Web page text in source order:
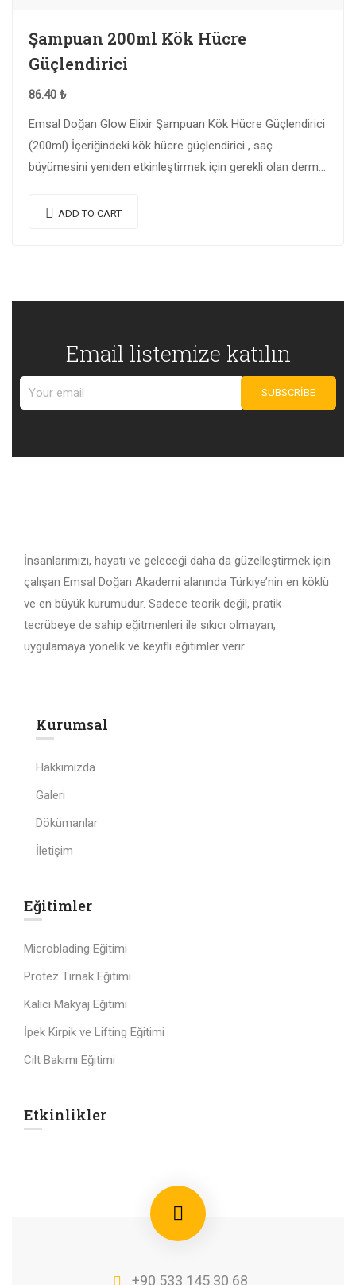
Şampuan 200ml Kök Hücre
Güçlendirici
86.40 ₺
Emsal Doğan Glow Elixir Şampuan Kök Hücre Güçlendirici
(200ml) İçeriğindeki kök hücre güçlendirici , saç
büyümesini yeniden etkinleştirmek için gerekli olan dermal
büyümesinin…
ADD TO CART
Email listemize katılın
İnsanlarımızı, hayatı ve geleceği daha da güzelleştirmek için
çalışan Emsal Doğan Akademi alanında Türkiye’nin en köklü
ve en büyük kurumudur. Sadece teorik değil, pratik
tecrübeye de sahip eğitmenleri ile sıkıcı olmayan,
uygulamaya yönelik ve keyifli eğitimler verir.
Kurumsal
Hakkımızda
Galeri
Dökümanlar
İletişim
Eğitimler
Microblading Eğitimi
Protez Tırnak Eğitimi
Kalıcı Makyaj Eğitimi
İpek Kirpik ve Lifting Eğitimi
Cilt Bakımı Eğitimi
Etkinlikler
+90 533 145 30 68